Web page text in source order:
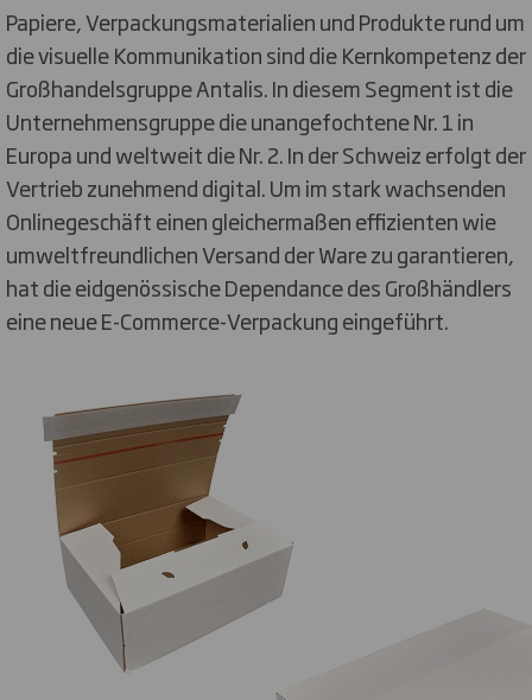
Papiere, Verpackungsmaterialien und Produkte rund um
die visuelle Kommunikation sind die Kernkompetenz der
Großhandelsgruppe Antalis. In diesem Segment ist die
Unternehmensgruppe die unangefochtene Nr. 1 in
Europa und weltweit die Nr. 2. In der Schweiz erfolgt der
Vertrieb zunehmend digital. Um im stark wachsenden
Onlinegeschäft einen gleichermaßen effizienten wie
umweltfreundlichen Versand der Ware zu garantieren,
hat die eidgenössische Dependance des Großhändlers
eine neue E-Commerce-Verpackung eingeführt.